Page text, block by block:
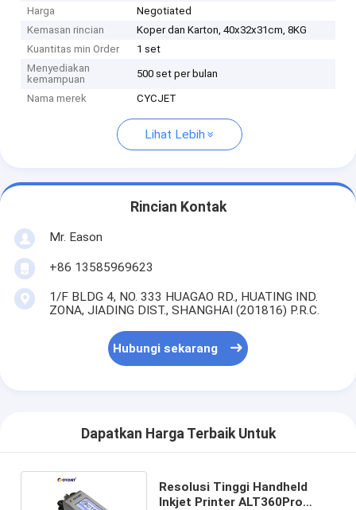
Harga
Negotiated
Kemasan rincian
Koper dan Karton, 40x32x31cm, 8KG
Kuantitas min Order
1 set
Menyediakan
kemampuan
500 set per bulan
Nama merek CYCJET
Lihat Lebih
Rincian Kontak
Mr. Eason
+86 13585969623
1/F BLDG 4, NO. 333 HUAGAO RD., HUATING IND.
ZONA, JIADING DIST., SHANGHAI (201816) P.R.C.
Hubungi sekarang
Dapatkan Harga Terbaik Untuk
Resolusi Tinggi Handheld
Inkjet Printer ALT360Pro